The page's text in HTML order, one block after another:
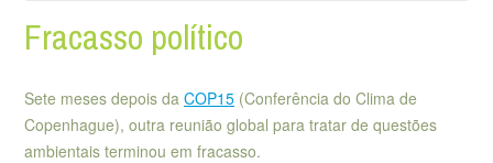
Fracasso político
Sete meses depois da COP15 (Conferência do Clima de
Copenhague), outra reunião global para tratar de questões
ambientais terminou em fracasso.